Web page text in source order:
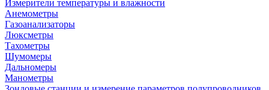
Измерители температуры и влажности
Анемометры
Газоанализаторы
Люксметры
Тахометры
Шумомеры
Дальномеры
Манометры